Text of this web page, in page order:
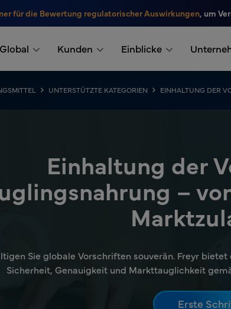
für die Bewertung regulatorischer Auswirkungen, um
Global Kunden Einblicke
UNTERSTÜTZTE KATEGORIEN EINHALTUNG DER
Einhaltung der
–
Sie globale Vorschriften souverän. Freyr
Sicherheit, Genauigkeit und Markttauglichkeit
Erste